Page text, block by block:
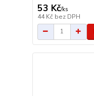
53 Kč/ks
44 Kč bez DPH